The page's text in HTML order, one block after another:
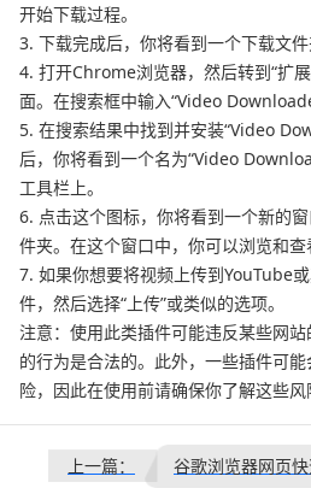
开始下载过程。
3. 下载完成后，你将看到一个下载文件
4. 打开Chrome浏览器，然后转到“扩
面。在搜索框中输入“Video
5. 在搜索结果中找到并安装“Video
后，你将看到一个名为“Video
工具栏上。
6. 点击这个图标，你将看到一个新的
件夹。在这个窗口中，你可以浏览和查
7. 如果你想要将视频上传到YouTube
件，然后选择“上传”或类似的选项。
注意：使用此类插件可能违反某些网
的行为是合法的。此外，一些插件可
险，因此在使用前请确保你了解这些风
上一篇：